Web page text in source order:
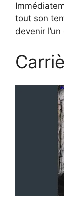
tout son
devenir